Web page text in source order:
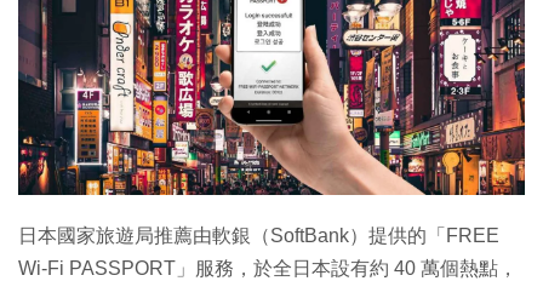
日本國家旅遊局推薦由軟銀（SoftBank）提供的「FREE
Wi-Fi PASSPORT」服務，於全日本設有約 40 萬個熱點，